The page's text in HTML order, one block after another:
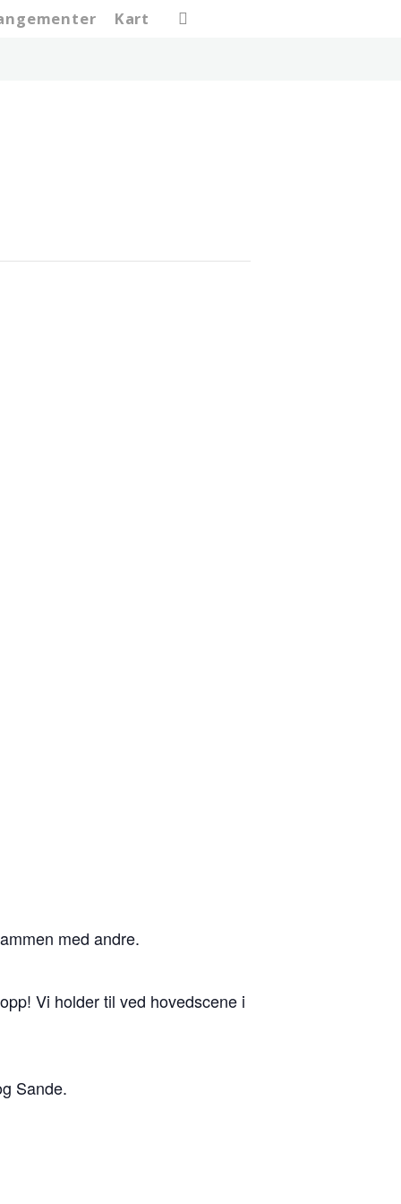
Kart
med andre.
Vi holder til ved hovedscene i
Sande.